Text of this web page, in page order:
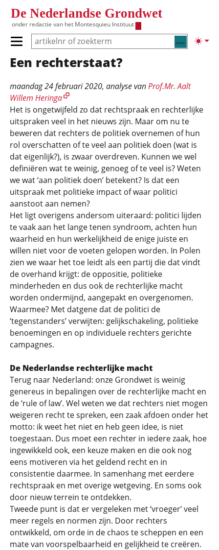
De Nederlandse Grondwet
onder redactie van het Montesquieu Instituut
Zoeken
Primair menu tonen/verbergen
Hoofdnavigatie
Een rechterstaat?
maandag 24 februari 2020, analyse vanProf.Mr. Aalt
Willem Heringa
Het is ongetwijfeld zo dat rechtspraak en rechterlijke
uitspraken veel in het nieuws zijn. Maar om nu te
beweren dat rechters de politiek overnemen of hun
rol overschatten of te veel aan politiek doen (wat is
dat eigenlijk?), is zwaar overdreven. Kunnen we wel
definiëren wat te weinig, genoeg of te veel is? Weten
we wat ‘aan politiek doen’ betekent? Is dat een
uitspraak met politieke impact of waar politici
aanstoot aan nemen?
Het ligt overigens andersom uiteraard: politici lijden
te vaak aan het lange tenen syndroom, achten hun
waarheid en hun werkelijkheid de enige juiste en
willen niet voor de voeten gelopen worden. In Polen
zien we waar het toe leidt als een partij die dat vindt
de overhand krijgt: de oppositie, politieke
minderheden en dus ook de rechterlijke macht
worden ondermijnd, aangepakt en overgenomen.
Waarmee? Met datgene dat de politici de
‘tegenstanders’ verwijten: gelijkschakeling, politieke
benoemingen en op individuele rechters gerichte
campagnes.
De Nederlandse rechterlijke macht
Terug naar Nederland: onze Grondwet is weinig
genereus in bepalingen over de rechterlijke macht en
de ‘rule of law’. Wel weten we dat rechters niet mogen
weigeren recht te spreken, een zaak afdoen onder het
motto: ik weet het niet en heb geen idee, is niet
toegestaan. Dus moet een rechter in iedere zaak, hoe
ingewikkeld ook, een keuze maken en die ook nog
eens motiveren via het geldend recht en in
consistentie daarmee. In samenhang met eerdere
rechtspraak en met overige wetgeving. En soms ook
door nieuw terrein te ontdekken.
Tweede punt is dat er vergeleken met ‘vroeger’ veel
meer regels en normen zijn. Door rechters
ontwikkeld, om orde in de chaos te scheppen en een
mate van voorspelbaarheid en gelijkheid te creëren.